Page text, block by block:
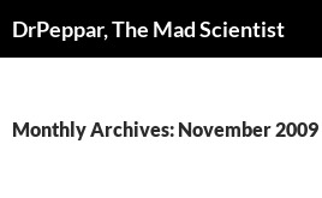
toDrPeppar, The Mad Scientist
Monthly Archives: November 2009